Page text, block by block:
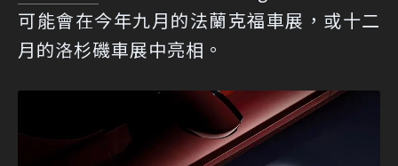
可能會在今年九月的法蘭克福車展，或十二
月的洛杉磯車展中亮相。